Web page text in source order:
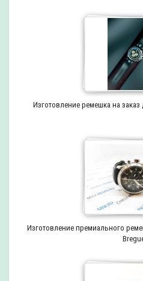
Изготовление ремешка на заказ
Изготовление премиального